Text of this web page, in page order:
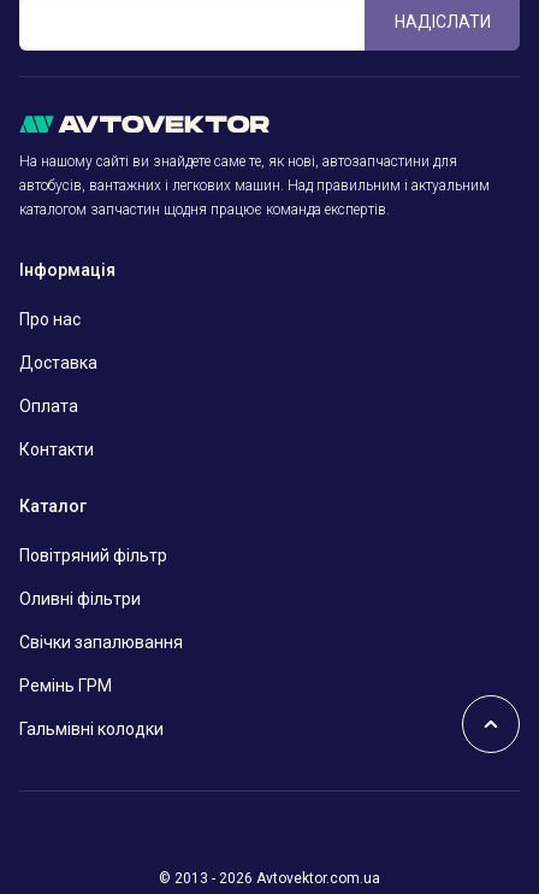
НАДІСЛАТИ
На нашому сайті ви знайдете саме те, як нові, автозапчастини для
автобусів, вантажних і легкових машин. Над правильним і актуальним
каталогом запчастин щодня працює команда експертів.
Інформація
Про нас
Доставка
Оплата
Контакти
Каталог
Повітряний фільтр
Оливні фільтри
Свічки запалювання
Ремінь ГРМ
Гальмівні колодки
© 2013 - 2026 Avtovektor.com.ua